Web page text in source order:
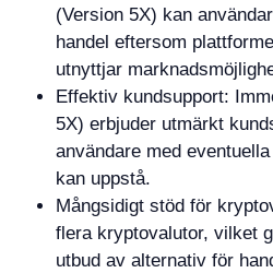
(Version 5X) kan
handel eftersom
utnyttjar
Effektiv kundsupport:
5X) erbjuder utmärkt
användare med
kan uppstå.
Mångsidigt stöd för
flera kryptovalutor, vilket
utbud av alternativ för